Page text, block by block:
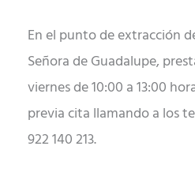
En el punto de extracción
Señora de Guadalupe,
viernes de 10:00 a 13:00
previa cita llamando a los
922 140 213.